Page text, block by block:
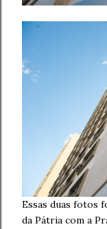
Essas duas fotos
da Pátria com a